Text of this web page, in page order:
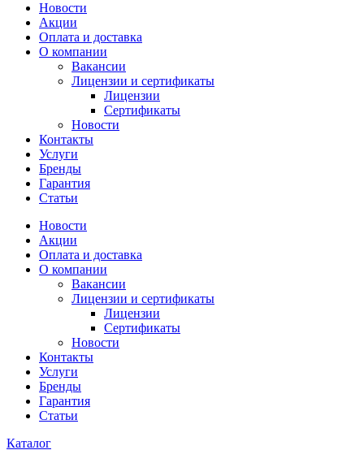
Новости
Акции
Оплата и доставка
О компании
Вакансии
Лицензии и сертификаты
Лицензии
Сертификаты
Новости
Контакты
Услуги
Бренды
Гарантия
Статьи
Новости
Акции
Оплата и доставка
О компании
Вакансии
Лицензии и сертификаты
Лицензии
Сертификаты
Новости
Контакты
Услуги
Бренды
Гарантия
Статьи
Каталог